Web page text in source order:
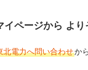
イページから よ
北電力へ問い合わせか